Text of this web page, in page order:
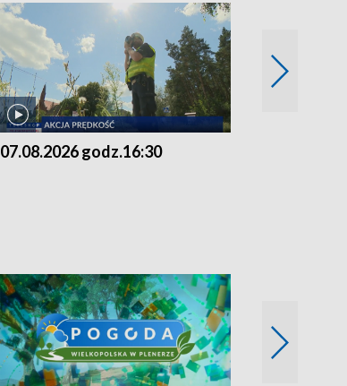
07.08.2026 godz.16:30